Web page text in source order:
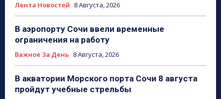
Лента Новостей 8 Августа, 2026
В аэропорту Сочи ввели временные
ограничения на работу
Важное За День 8 Августа, 2026
В акватории Морского порта Сочи 8 августа
пройдут учебные стрельбы